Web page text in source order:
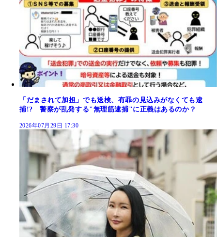
「だまされて加担」でも送検、有罪の見込みがなくても逮
捕!? 警察が乱発する"無理筋逮捕"に正義はあるのか？
2026年07月29日 17:30